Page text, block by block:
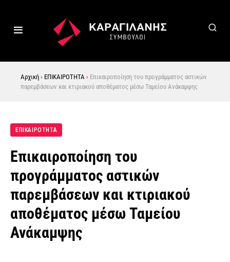
Αρχική › ΕΠΙΚΑΙΡΟΤΗΤΑ › Επικαιροποίηση του προγράμματος αστικών
παρεμβάσεων και κτιριακού αποθέματος μέσω Ταμείου Ανάκαμψης
ΕΠΙΚΑΙΡΟΤΗΤΑ
Επικαιροποίηση του
προγράμματος αστικών
παρεμβάσεων και κτιριακού
αποθέματος μέσω Ταμείου
Ανάκαμψης